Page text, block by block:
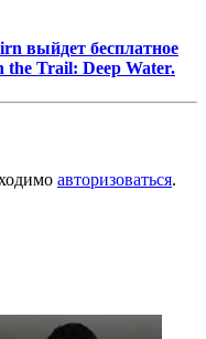
выйдет бесплатное
the Trail: Deep Water.
авторизоваться.